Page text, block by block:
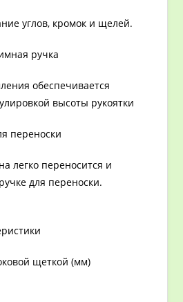
углов, кромок и щелей.
ручка
обеспечивается
высоты рукоятки
переноски
легко переносится и
для переноски.
щеткой (мм)